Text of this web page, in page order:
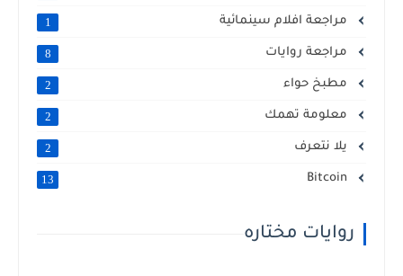
مراجعة افلام سينمائية 1
مراجعة روايات 8
مطبخ حواء 2
معلومة تهمك 2
يلا نتعرف 2
13
روايات مختاره